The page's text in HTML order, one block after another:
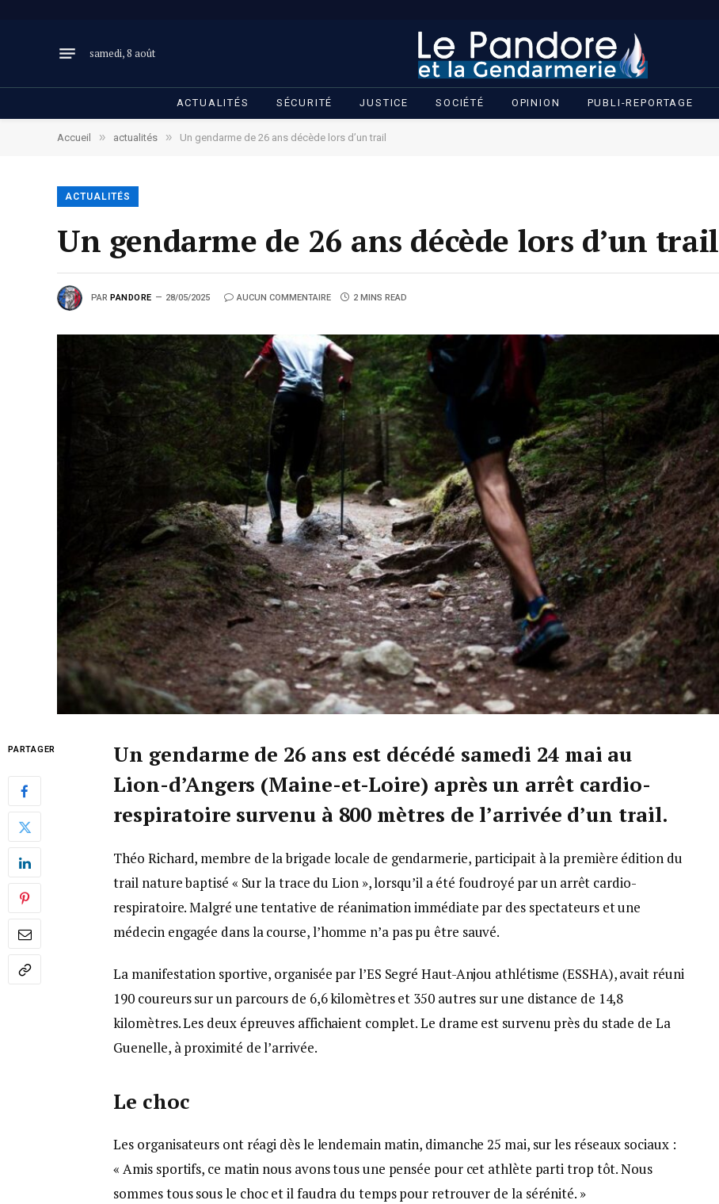
samedi, 8 août
ACTUALITÉS SÉCURITÉ JUSTICE SOCIÉTÉ OPINION PUBLI-REPORTAGE
Accueil » actualités » Un gendarme de 26 ans décède lors d’un trail
ACTUALITÉS
Un gendarme de 26 ans décède lors d’un trail
PAR PANDORE 28/05/2025 AUCUN COMMENTAIRE 2 MINS READ
PARTAGER
Un gendarme de 26 ans est décédé samedi 24 mai au
Lion-d’Angers (Maine-et-Loire) après un arrêt cardio-
respiratoire survenu à 800 mètres de l’arrivée d’un trail.
Théo Richard, membre de la brigade locale de gendarmerie, participait à la première édition du
trail nature baptisé « Sur la trace du Lion », lorsqu’il a été foudroyé par un arrêt cardio-
respiratoire. Malgré une tentative de réanimation immédiate par des spectateurs et une
médecin engagée dans la course, l’homme n’a pas pu être sauvé.
La manifestation sportive, organisée par l’ES Segré Haut-Anjou athlétisme (ESSHA), avait réuni
190 coureurs sur un parcours de 6,6 kilomètres et 350 autres sur une distance de 14,8
kilomètres. Les deux épreuves affichaient complet. Le drame est survenu près du stade de La
Guenelle, à proximité de l’arrivée.
Le choc
Les organisateurs ont réagi dès le lendemain matin, dimanche 25 mai, sur les réseaux sociaux :
« Amis sportifs, ce matin nous avons tous une pensée pour cet athlète parti trop tôt. Nous
sommes tous sous le choc et il faudra du temps pour retrouver de la sérénité. »